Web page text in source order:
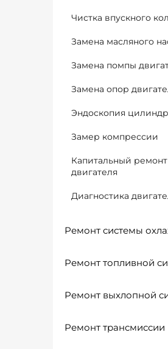
Чистка впускного
Замена масляного
Замена помпы
Замена опор
Эндоскопия
Замер компрессии
Капитальный ремонт
двигателя
Диагностика
Ремонт системы
Ремонт топливной
Ремонт выхлопной
Ремонт трансмиссии